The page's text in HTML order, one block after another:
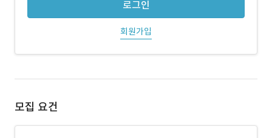
로그인
회원가입
모집 요건